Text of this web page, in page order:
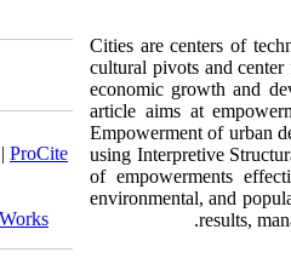
Cities are centers of
cultural pivots and center
economic growth and
article aims at
Empowerment of urban
using Interpretive
of empowerments
environmental, and
results,
| ProCite